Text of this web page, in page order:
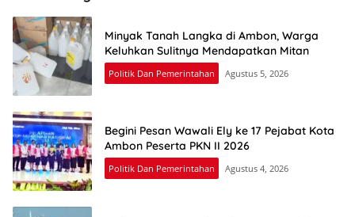
Minyak Tanah Langka di Ambon, Warga
Keluhkan Sulitnya Mendapatkan Mitan
Politik Dan Pemerintahan Agustus 5, 2026
Begini Pesan Wawali Ely ke 17 Pejabat Kota
Ambon Peserta PKN II 2026
Politik Dan Pemerintahan Agustus 4, 2026